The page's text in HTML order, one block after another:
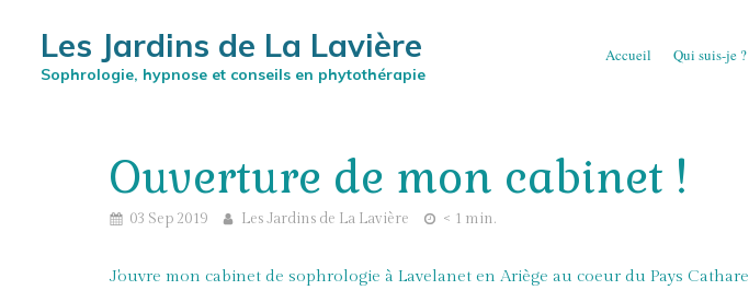
Accueil Qui suis-je ?
Les Jardins de La Lavière
Sophrologie, hypnose et conseils en phytothérapie
Ouverture de mon cabinet !
03 Sep 2019 Les Jardins de La Lavière < 1 min.
J'ouvre mon cabinet de sophrologie à Lavelanet en Ariège au coeur du Pays Cathare